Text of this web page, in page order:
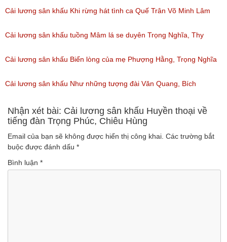
Cải lương sân khấu Khi rừng hát tình ca Quế Trân Võ Minh Lâm
(Lượt nghe: 139)
Cải lương sân khấu tuồng Mâm lá se duyên Trọng Nghĩa, Thy
Trang
(Lượt nghe: 70)
Cải lương sân khấu Biển lòng của mẹ Phượng Hằng, Trọng Nghĩa
(Lượt nghe: 95)
Cải lương sân khấu Như những tượng đài Văn Quang, Bích
Phượng
(Lượt nghe: 35)
Nhận xét bài: Cải lương sân khấu Huyền thoại về
tiếng đàn Trọng Phúc, Chiêu Hùng
Email của bạn sẽ không được hiển thị công khai. Các trường bắt
buộc được đánh dấu *
Bình luận *